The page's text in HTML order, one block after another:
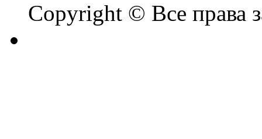
Copyright © Все права